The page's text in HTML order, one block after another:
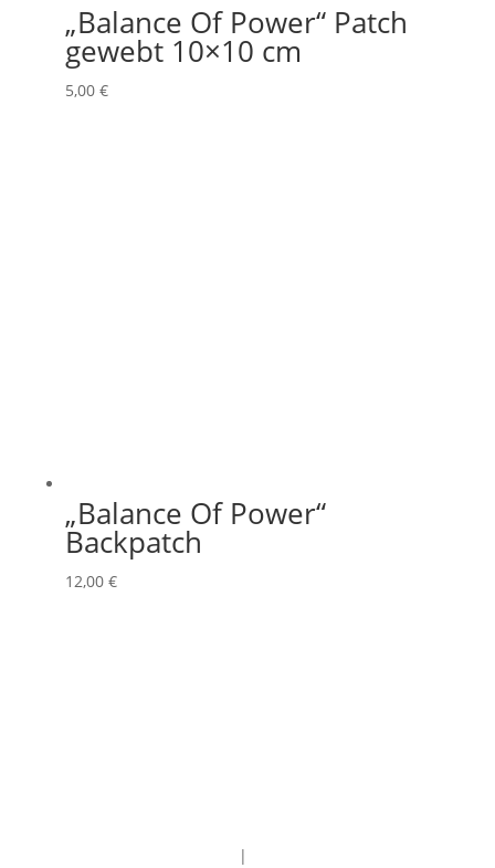
„Balance Of Power“ Patch
gewebt 10×10 cm
5,00 €
„Balance Of Power“
Backpatch
12,00 €
|